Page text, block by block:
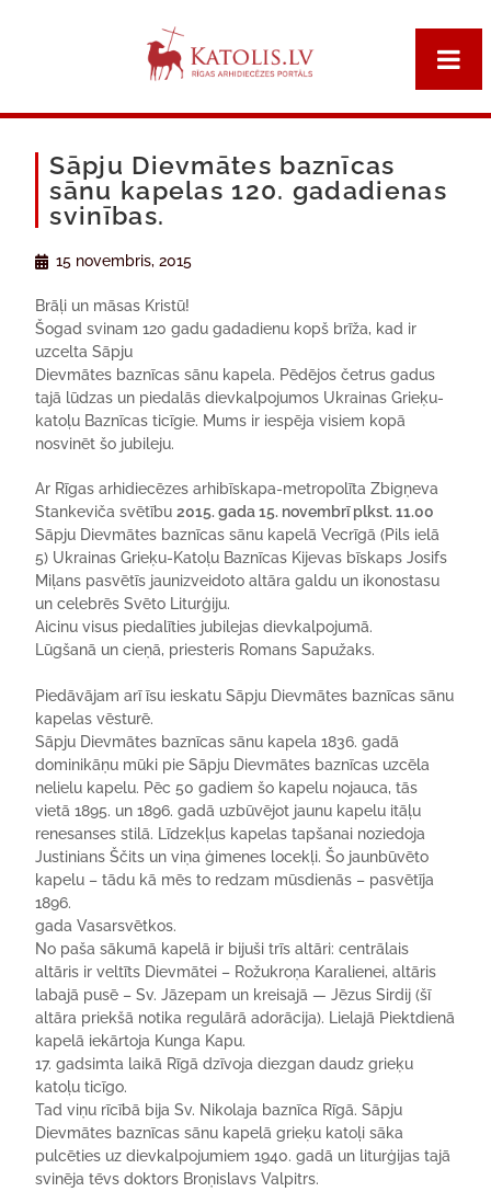
Sāpju Dievmātes baznīcas
sānu kapelas 120. gadadienas
svinības.
15 novembris, 2015
Brāļi un māsas Kristū!
Šogad svinam 120 gadu gadadienu kopš brīža, kad ir
uzcelta Sāpju
Dievmātes baznīcas sānu kapela. Pēdējos četrus gadus
tajā lūdzas un piedalās dievkalpojumos Ukrainas Grieķu-
katoļu Baznīcas ticīgie. Mums ir iespēja visiem kopā
nosvinēt šo jubileju.
Ar Rīgas arhidiecēzes arhibīskapa-metropolīta Zbigņeva
Stankeviča svētību2015. gada 15. novembrī plkst. 11.00
Sāpju Dievmātes baznīcas sānu kapelā Vecrīgā (Pils ielā
5) Ukrainas Grieķu-Katoļu Baznīcas Kijevas bīskaps Josifs
Miļans pasvētīs jaunizveidoto altāra galdu un ikonostasu
un celebrēs Svēto Liturģiju.
Aicinu visus piedalīties jubilejas dievkalpojumā.
Lūgšanā un cieņā, priesteris Romans Sapužaks.
Piedāvājam arī īsu ieskatu Sāpju Dievmātes baznīcas sānu
kapelas vēsturē.
Sāpju Dievmātes baznīcas sānu kapela 1836. gadā
dominikāņu mūki pie Sāpju Dievmātes baznīcas uzcēla
nelielu kapelu. Pēc 50 gadiem šo kapelu nojauca, tās
vietā 1895. un 1896. gadā uzbūvējot jaunu kapelu itāļu
renesanses stilā. Līdzekļus kapelas tapšanai noziedoja
Justinians Ščits un viņa ģimenes locekļi. Šo jaunbūvēto
kapelu – tādu kā mēs to redzam mūsdienās – pasvētīja
1896.
gada Vasarsvētkos.
No paša sākumā kapelā ir bijuši trīs altāri: centrālais
altāris ir veltīts Dievmātei – Rožukroņa Karalienei, altāris
labajā pusē – Sv. Jāzepam un kreisajā — Jēzus Sirdij (šī
altāra priekšā notika regulārā adorācija). Lielajā Piektdienā
kapelā iekārtoja Kunga Kapu.
17. gadsimta laikā Rīgā dzīvoja diezgan daudz grieķu
katoļu ticīgo.
Tad viņu rīcībā bija Sv. Nikolaja baznīca Rīgā. Sāpju
Dievmātes baznīcas sānu kapelā grieķu katoļi sāka
pulcēties uz dievkalpojumiem 1940. gadā un liturģijas tajā
svinēja tēvs doktors Broņislavs Valpitrs.